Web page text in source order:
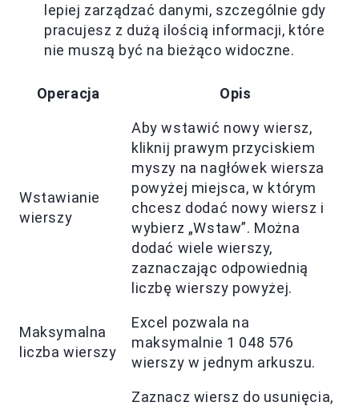
lepiej zarządzać danymi, szczególnie gdy
pracujesz z dużą ilością informacji, które
nie muszą być na bieżąco widoczne.
Operacja Opis
Wstawianie
wierszy
Aby wstawić nowy wiersz,
kliknij prawym przyciskiem
myszy na nagłówek wiersza
powyżej miejsca, w którym
chcesz dodać nowy wiersz i
wybierz „Wstaw”. Można
dodać wiele wierszy,
zaznaczając odpowiednią
liczbę wierszy powyżej.
Maksymalna
liczba wierszy
Excel pozwala na
maksymalnie 1 048 576
wierszy w jednym arkuszu.
Zaznacz wiersz do usunięcia,